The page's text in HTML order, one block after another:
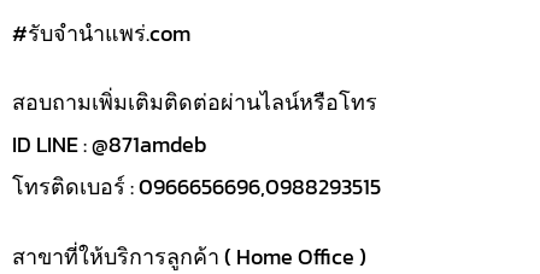
#รับจํานําแพร่.com
สอบถามเพิ่มเติมติดต่อผ่านไลน์หรือโทร
ID LINE : @871amdeb
โทรติดเบอร์ : 0966656696,0988293515
สาขาที่ให้บริการลูกค้า ( Home Office )